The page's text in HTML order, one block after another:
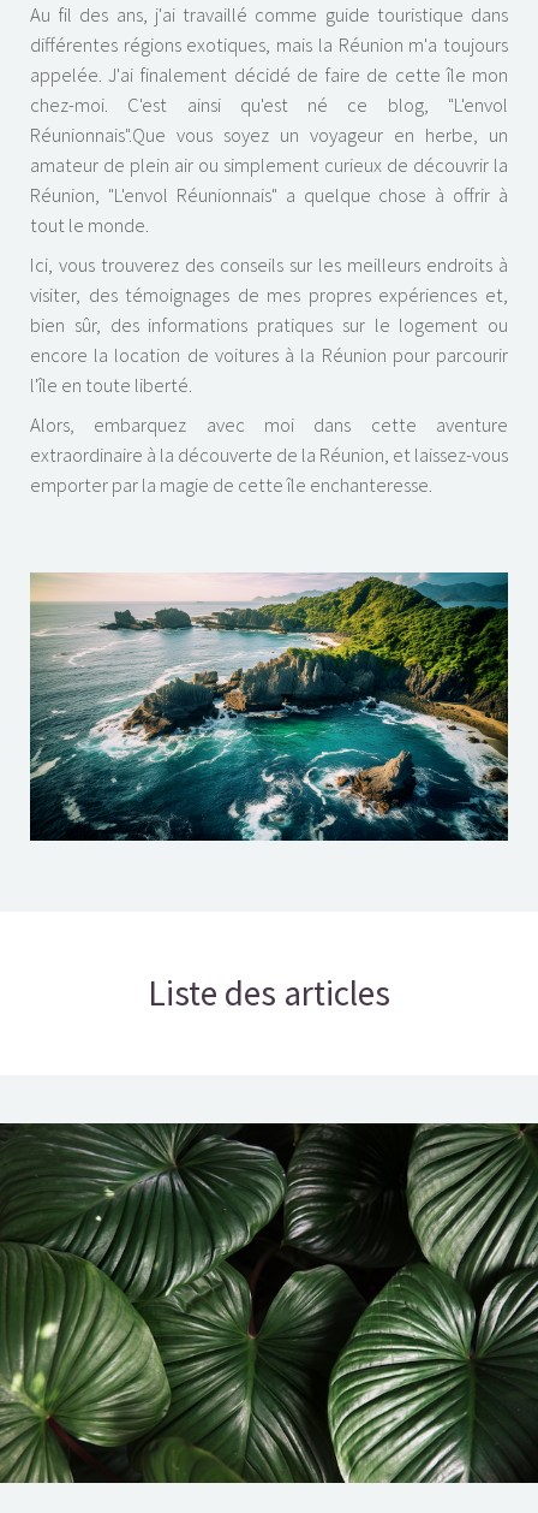
Au fil des ans, j'ai travaillé comme guide touristique dans
différentes régions exotiques, mais la Réunion m'a toujours
appelée. J'ai finalement décidé de faire de cette île mon
chez-moi. C'est ainsi qu'est né ce blog, "L'envol
Réunionnais".Que vous soyez un voyageur en herbe, un
amateur de plein air ou simplement curieux de découvrir la
Réunion, "L'envol Réunionnais" a quelque chose à offrir à
tout le monde.
Ici, vous trouverez des conseils sur les meilleurs endroits à
visiter, des témoignages de mes propres expériences et,
bien sûr, des informations pratiques sur le logement ou
encore la location de voitures à la Réunion pour parcourir
l'île en toute liberté.
Alors, embarquez avec moi dans cette aventure
extraordinaire à la découverte de la Réunion, et laissez-vous
emporter par la magie de cette île enchanteresse.
Liste des articles